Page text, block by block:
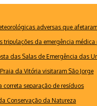
adversas que
tripulações da emergência médica
das Salas de Emergência das
da Vitória visitaram São Jorge
correta separação de resíduos
Conservação da Natureza